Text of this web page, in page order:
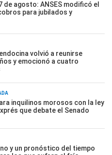
de agosto: ANSES modificó el
para jubilados y
volvió a reunirse
y emocionó a cuatro
inquilinos morosos con la ley
que debate el Senado
y un pronóstico del tiempo